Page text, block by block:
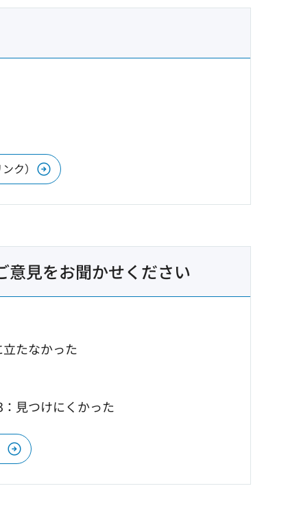
ク）
意見をお聞かせください
たなかった
：見つけにくかった